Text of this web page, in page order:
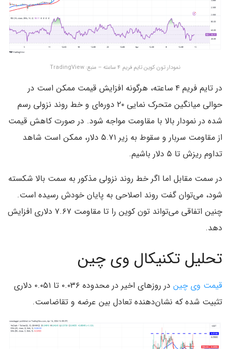
نمودار تون کوین تایم فریم ۴ ساعته – منبع: TradingView
در تایم فریم ۴ ساعته، هرگونه افزایش قیمت ممکن است در
حوالی میانگین متحرک نمایی ۲۰ دوره‌ای و خط روند نزولی رسم
شده در نمودار بالا با مقاومت مواجه شود. در صورت کاهش قیمت
از مقاومت سربار و سقوط به زیر ۵.۷۱ دلار، ممکن است شاهد
تداوم ریزش تا ۵ دلار باشیم.
در سمت مقابل اما اگر خط روند نزولی مذکور به سمت بالا شکسته
شود، می‌توان گفت روند اصلاحی به پایان خودش رسیده است.
چنین اتفاقی می‌تواند تون کوین را تا مقاومت ۷.۶۷ دلاری افزایش
دهد.
تحلیل تکنیکال وی چین
قیمت وی چین
در روزهای اخیر در محدوده ۰.۰۳۶ تا ۰.۰۵۱ دلاری
تثبیت شده که نشان‌دهنده تعادل بین عرضه و تقاضاست.